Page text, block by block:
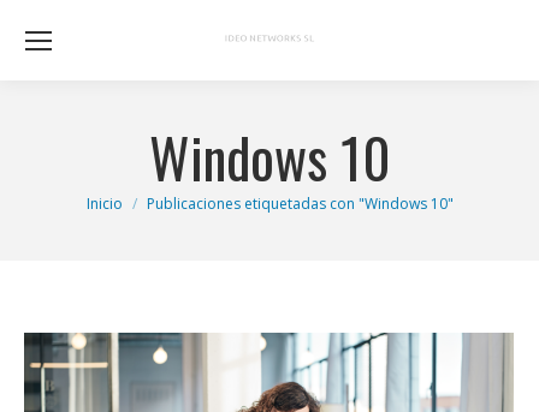
Windows 10
Estás aquí:
Inicio Publicaciones etiquetadas con "Windows 10"